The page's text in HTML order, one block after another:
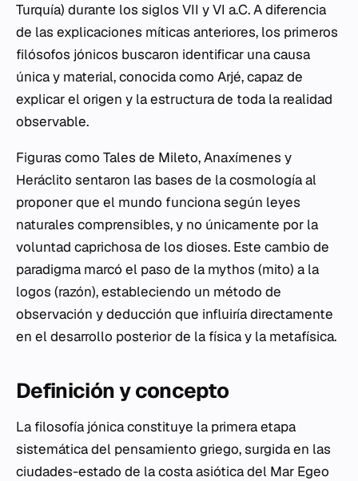
Turquía) durante los siglos VII y VI a.C. A diferencia
de las explicaciones míticas anteriores, los primeros
filósofos jónicos buscaron identificar una causa
única y material, conocida como Arjé, capaz de
explicar el origen y la estructura de toda la realidad
observable.
Figuras como Tales de Mileto, Anaxímenes y
Heráclito sentaron las bases de la cosmología al
proponer que el mundo funciona según leyes
naturales comprensibles, y no únicamente por la
voluntad caprichosa de los dioses. Este cambio de
paradigma marcó el paso de la mythos (mito) a la
logos (razón), estableciendo un método de
observación y deducción que influiría directamente
en el desarrollo posterior de la física y la metafísica.
Definición y concepto
La filosofía jónica constituye la primera etapa
sistemática del pensamiento griego, surgida en las
ciudades-estado de la costa asiótica del Mar Egeo